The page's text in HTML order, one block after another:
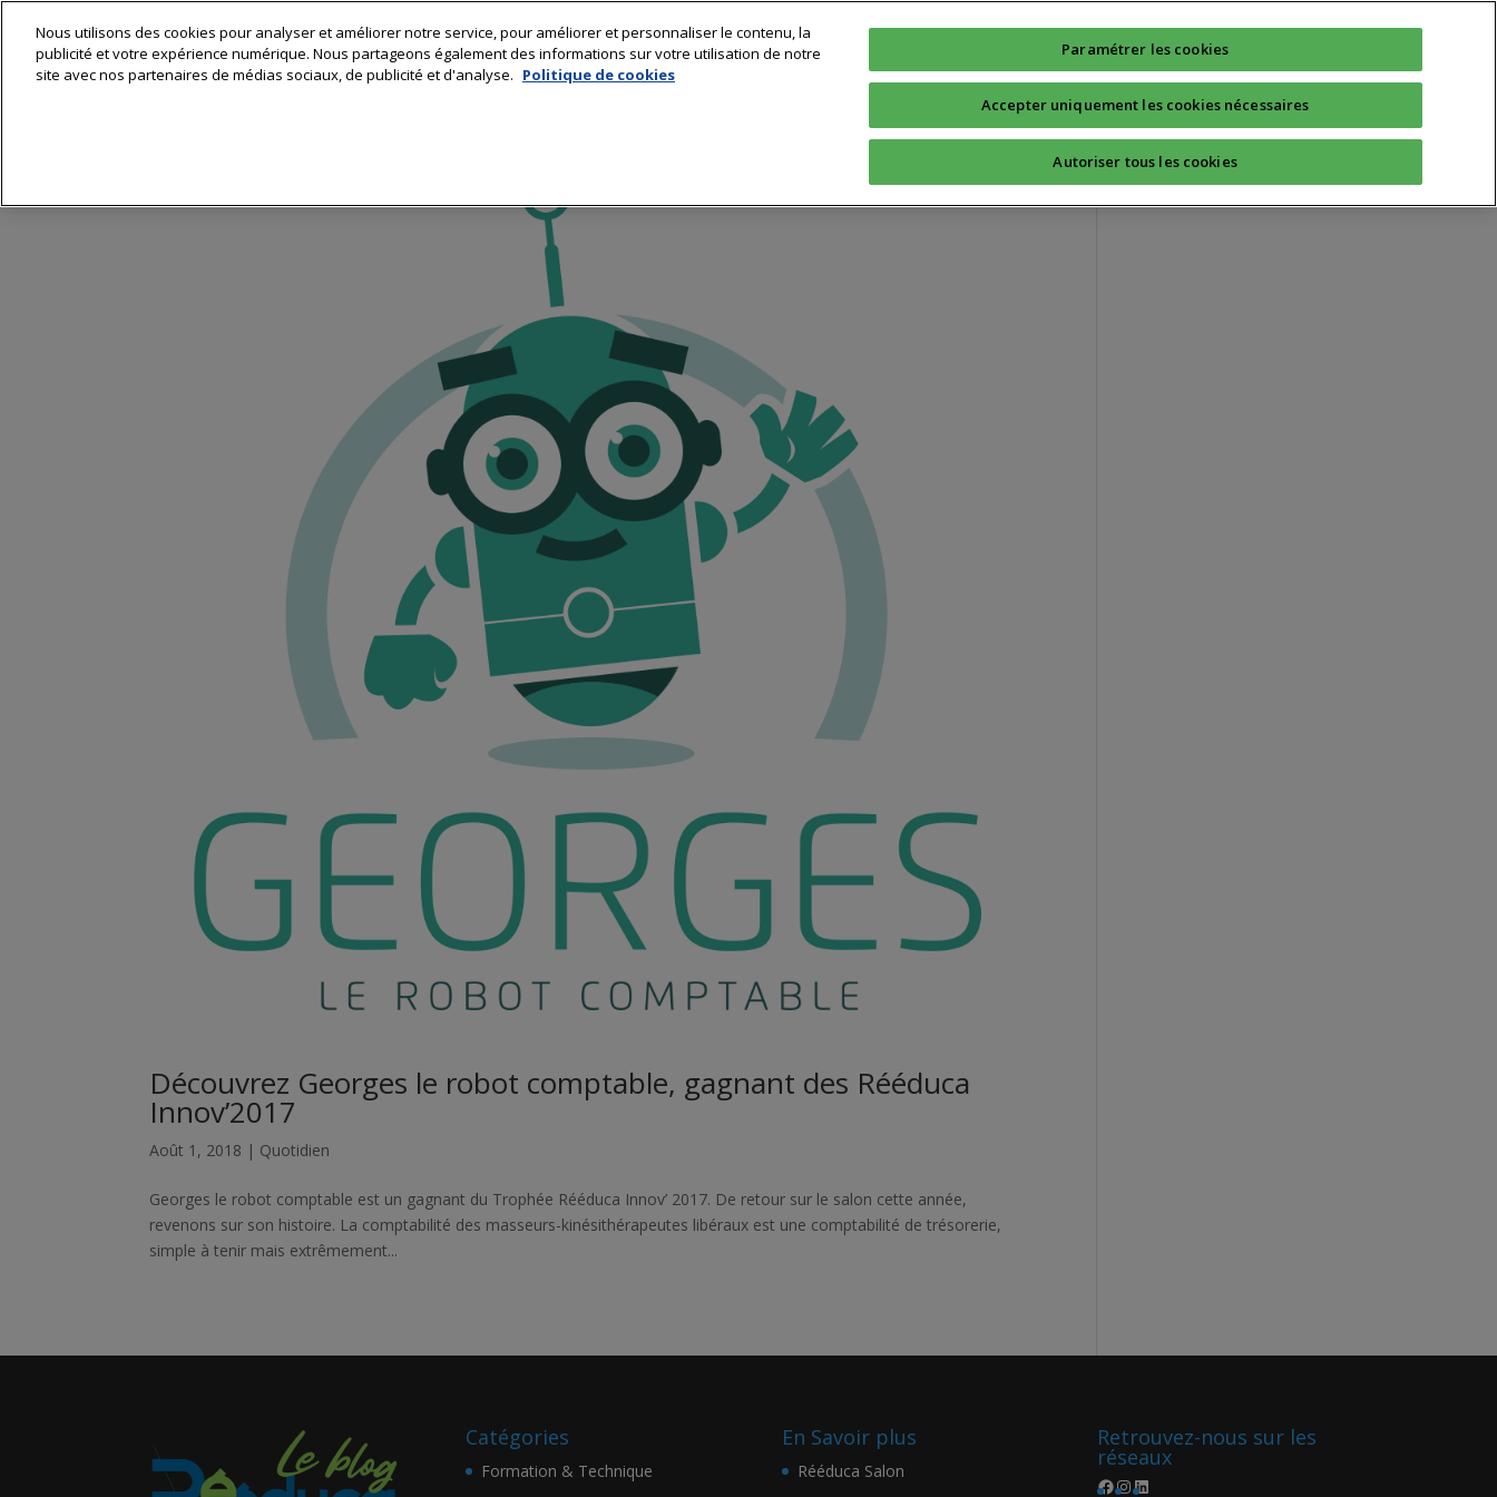
Matériel & Technologie Sciences & Recherche Profession Formation & Technique Quotidien Sport Santé
Découvrez Georges le robot comptable, gagnant des Rééduca
Innov’2017
Août 1, 2018 | Quotidien
Georges le robot comptable est un gagnant du Trophée Rééduca Innov’ 2017. De retour sur le salon cette année,
revenons sur son histoire. La comptabilité des masseurs-kinésithérapeutes libéraux est une comptabilité de trésorerie,
simple à tenir mais extrêmement...
Catégories
Formation & Technique
En Savoir plus
Rééduca Salon
Retrouvez-nous sur les
réseaux
Facebook
Instagram
LinkedIn
Nous utilisons des cookies pour analyser et améliorer notre service, pour améliorer et personnaliser le contenu, la
publicité et votre expérience numérique. Nous partageons également des informations sur votre utilisation de notre
site avec nos partenaires de médias sociaux, de publicité et d'analyse. Politique de cookies
Paramétrer les cookies
Accepter uniquement les cookies nécessaires
Autoriser tous les cookies